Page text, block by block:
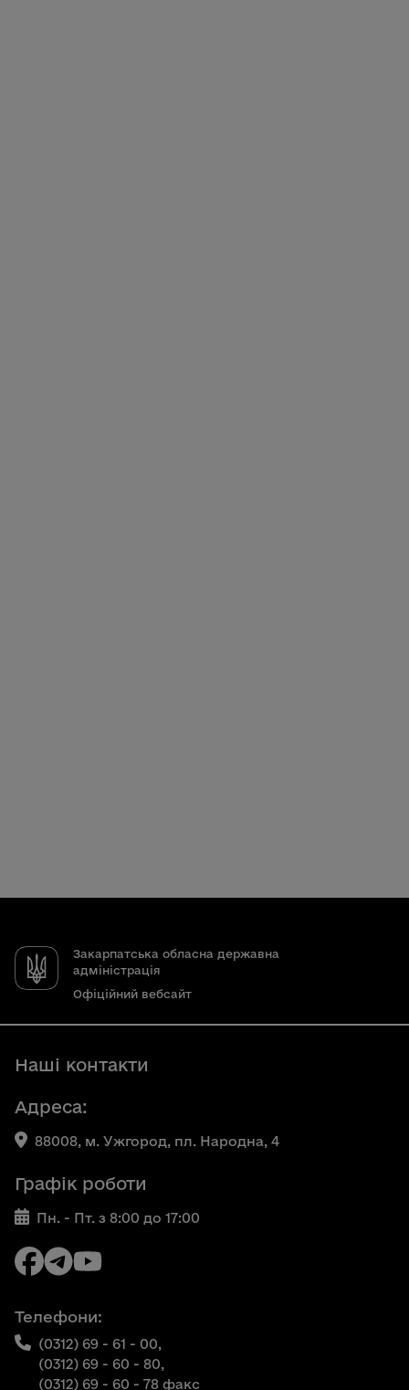
Закарпатська обласна державна
адміністрація
Офіційний вебсайт
Наші контакти
Адреса:
88008, м. Ужгород, пл. Народна, 4
Графік роботи
Пн. - Пт. з 8:00 до 17:00
Телефони:
(0312) 69 - 61 - 00,
(0312) 69 - 60 - 80,
(0312) 69 - 60 - 78 факс